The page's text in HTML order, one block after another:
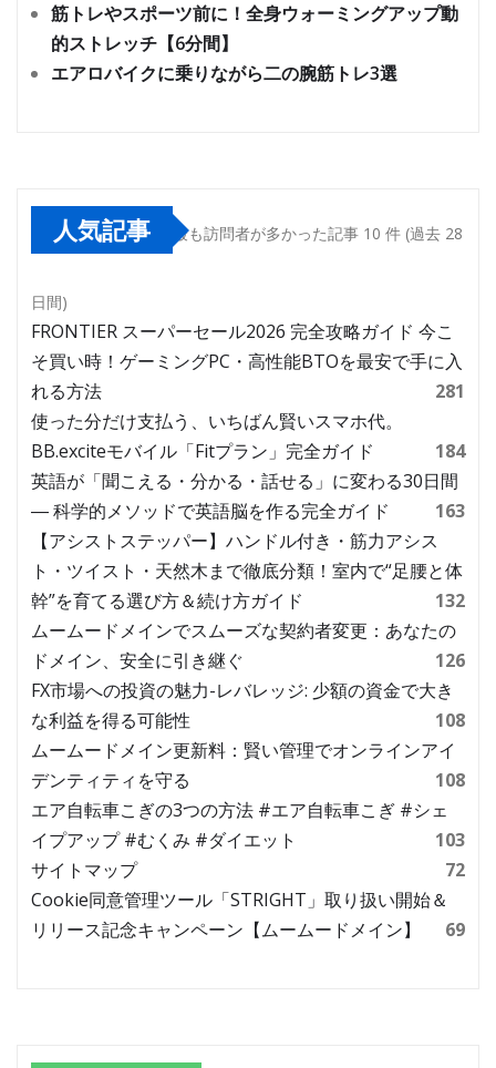
筋トレやスポーツ前に！全身ウォーミングアップ動
的ストレッチ【6分間】
エアロバイクに乗りながら二の腕筋トレ3選
人気記事 最も訪問者が多かった記事 10 件 (過去 28
日間)
FRONTIER スーパーセール2026 完全攻略ガイド 今こ
そ買い時！ゲーミングPC・高性能BTOを最安で手に入
れる方法
281
使った分だけ支払う、いちばん賢いスマホ代。
BB.exciteモバイル「Fitプラン」完全ガイド
184
英語が「聞こえる・分かる・話せる」に変わる30日間
― 科学的メソッドで英語脳を作る完全ガイド
163
【アシストステッパー】ハンドル付き・筋力アシス
ト・ツイスト・天然木まで徹底分類！室内で“足腰と体
幹”を育てる選び方＆続け方ガイド
132
ムームードメインでスムーズな契約者変更：あなたの
ドメイン、安全に引き継ぐ
126
FX市場への投資の魅力-レバレッジ: 少額の資金で大き
な利益を得る可能性
108
ムームードメイン更新料：賢い管理でオンラインアイ
デンティティを守る
108
エア自転車こぎの3つの方法 #エア自転車こぎ #シェ
イプアップ #むくみ #ダイエット
103
サイトマップ
72
Cookie同意管理ツール「STRIGHT」取り扱い開始＆
リリース記念キャンペーン【ムームードメイン】
69